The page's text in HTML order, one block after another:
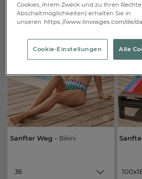
Sanfter Weg - Bikini
36
Cookies, ihrem Zweck und zu Ihren
Abschaltmöglichkeiten) erhalten Sie in
unseren https://www.linvosges.com/de/
Cookie-Einstellungen Alle